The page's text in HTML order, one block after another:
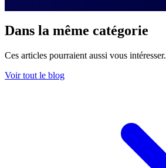
Dans la même catégorie
Ces articles pourraient aussi vous intéresser.
Voir tout le blog